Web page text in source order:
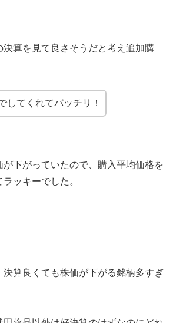
決算を見て良さそうだと考え追加購
してくれてバッチリ！
下がっていたので、購入平均価格を
ッキーでした。
決算良くても株価が下がる銘柄多すぎ